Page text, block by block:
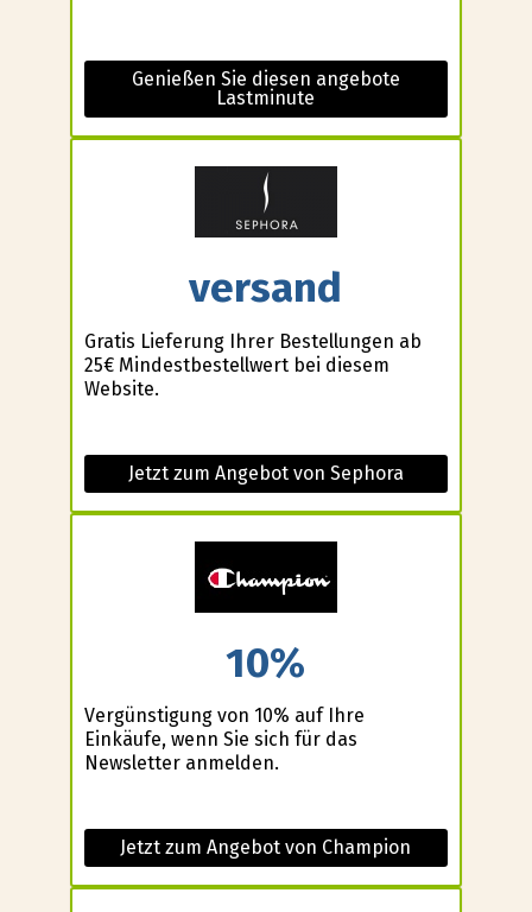
Genießen Sie diesen angebote
Lastminute
versand
Gratis Lieferung Ihrer Bestellungen ab
25€ Mindestbestellwert bei diesem
Website.
Jetzt zum Angebot von Sephora
10%
Vergünstigung von 10% auf Ihre
Einkäufe, wenn Sie sich für das
Newsletter anmelden.
Jetzt zum Angebot von Champion